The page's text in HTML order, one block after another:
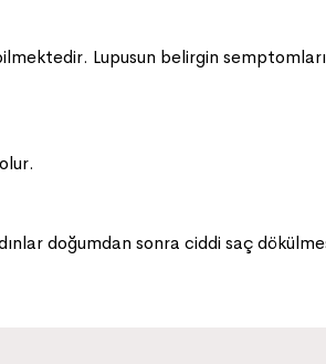
Lupusun belirgin
doğumdan sonra ciddi saç